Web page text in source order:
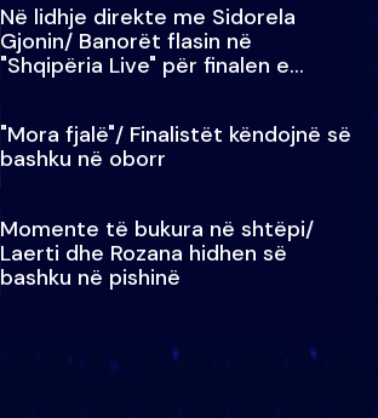
Në lidhje direkte me Sidorela
Gjonin/ Banorët flasin në
"Shqipëria Live" për finalen e
"Mora fjalë"/ Finalistët këndojnë së
bashku në oborr
Momente të bukura në shtëpi/
Laerti dhe Rozana hidhen së
bashku në pishinë